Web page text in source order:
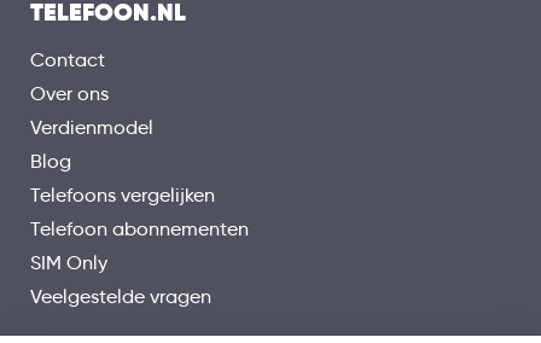
TELEFOON.NL
Contact
Over ons
Verdienmodel
Blog
Telefoons vergelijken
Telefoon abonnementen
SIM Only
Veelgestelde vragen